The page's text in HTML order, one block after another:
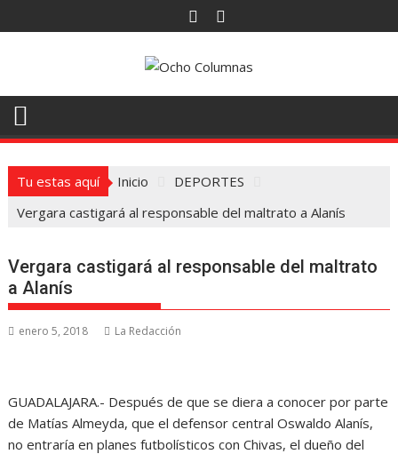
al
Tu estas aquí Inicio
DEPORTES
Vergara castigará al responsable del maltrato a Alanís
Vergara castigará al responsable del maltrato
a Alanís
enero 5, 2018 La Redacción
GUADALAJARA.- Después de que se diera a conocer por parte
de Matías Almeyda, que el defensor central Oswaldo Alanís,
no entraría en planes futbolísticos con Chivas, el dueño del